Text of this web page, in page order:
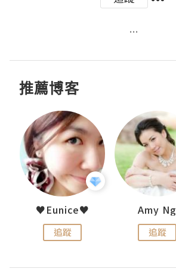
...
推薦博客
♥Eunice♥
追蹤
Amy Ng
追蹤